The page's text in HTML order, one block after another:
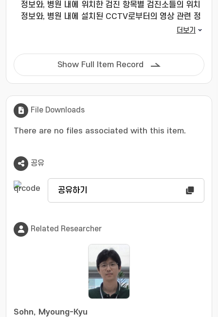
정보와, 병원 내에 위치한 검진 항목별 검진소들의 위치
정보와, 병원 내에 설치된 CCTV로부터의 영상 관련 정
보를 수집하는 단계와, 검진 관련 정보와, 검진소들의 위
의 군집도를 산출하는 단계와, 검진 항목들 사이의 독립
성 및 종속성을 구조화한 검진 항목의 연속성 정보와, 검
진 항목별 검진시 소요되는 검진 시간과, 검진소 별로 이
동에 소요되는 이동 시간과, 군집도를 이용하여 검진자
별 검진 동선 계획을 수립하는 단계와, 검진자별 검진 동
선 계획과 검진 동선 계획에 포함된 검진 항목별 검진 순
검진 순서에 대응하여 검진소별 대기 검진자 및 대기 검
공하는 단계를 포함할 수 있다.
더보기
Show Full Item Record
File Downloads
There are no files associated with this item.
공유
공유하기
Related Researcher
Sohn, Myoung-Kyu